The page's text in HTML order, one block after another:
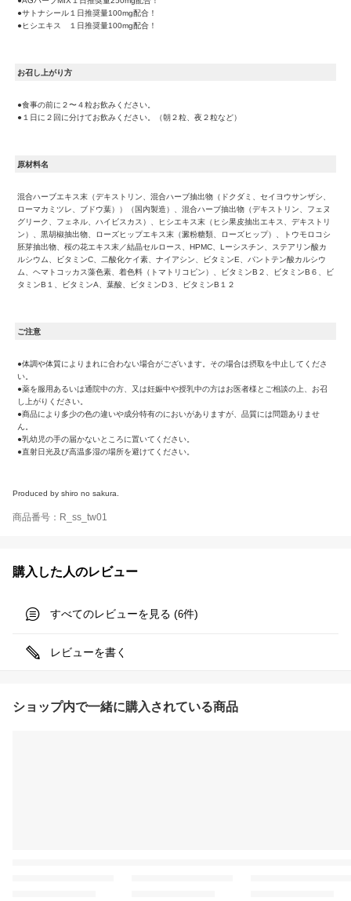
●サトナシール１日推奨量100mg配合！
●ヒシエキス １日推奨量100mg配合！
お召し上がり方
●食事の前に２〜４粒お飲みください。
●１日に２回に分けてお飲みください。（朝２粒、夜２粒など）
原材料名
混合ハーブエキス末（デキストリン、混合ハーブ抽出物（ドクダミ、セイヨウサンザシ、
ローマカミツレ、ブドウ葉））（国内製造）、混合ハーブ抽出物（デキストリン、フェヌ
グリーク、フェネル、ハイビスカス）、ヒシエキス末（ヒシ果皮抽出エキス、デキストリ
ン）、黒胡椒抽出物、ローズヒップエキス末（澱粉糖類、ローズヒップ）、トウモロコシ
胚芽抽出物、桜の花エキス末／結晶セルロース、HPMC、Lーシスチン、ステアリン酸カ
ルシウム、ビタミンC、二酸化ケイ素、ナイアシン、ビタミンE、パントテン酸カルシウ
ム、ヘマトコッカス藻色素、着色料（トマトリコピン）、ビタミンB２、ビタミンB６、ビ
タミンB１、ビタミンA、葉酸、ビタミンD３、ビタミンB１２
ご注意
●体調や体質によりまれに合わない場合がございます。その場合は摂取を中止してくださ
い。
●薬を服用あるいは通院中の方、又は妊娠中や授乳中の方はお医者様とご相談の上、お召
し上がりください。
●商品により多少の色の違いや成分特有のにおいがありますが、品質には問題ありませ
ん。
●乳幼児の手の届かないところに置いてください。
●直射日光及び高温多湿の場所を避けてください。
Produced by shiro no sakura.
商品番号：R_ss_tw01
購入した人のレビュー
すべてのレビューを見る (6件)
レビューを書く
ショップ内で一緒に購入されている商品